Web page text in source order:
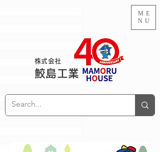
ME
NU
株式会社
鮫島工業